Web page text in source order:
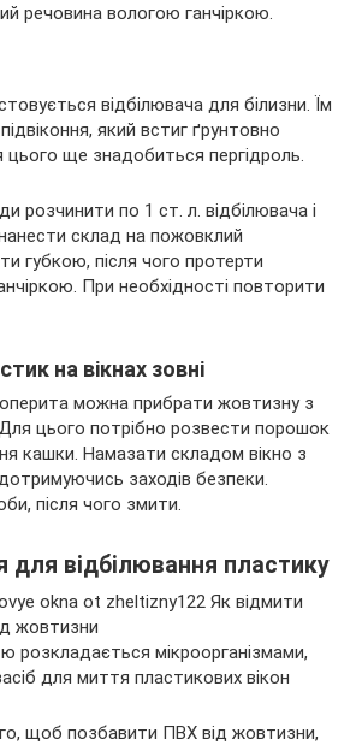
речовина вологою ганчіркою.
відбілювача для білизни. Їм
який встиг ґрунтовно
цього ще знадобиться пергідроль.
розчинити по 1 ст. л. відбілювача і
склад на пожовклий
губкою, після чого протерти
При необхідності повторити
на вікнах зовні
можна прибрати жовтизну з
цього потрібно розвести порошок
кашки. Намазати складом вікно з
заходів безпеки.
після чого змити.
для відбілювання пластику
розкладається мікроорганізмами,
для миття пластикових вікон
щоб позбавити ПВХ від жовтизни,